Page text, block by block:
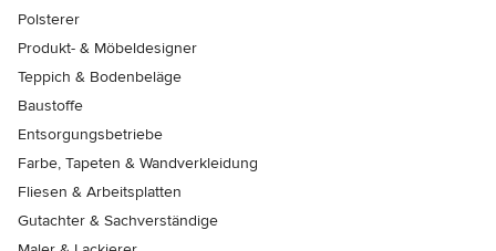
Polsterer
Produkt- & Möbeldesigner
Teppich & Bodenbeläge
Baustoffe
Entsorgungsbetriebe
Farbe, Tapeten & Wandverkleidung
Fliesen & Arbeitsplatten
Gutachter & Sachverständige